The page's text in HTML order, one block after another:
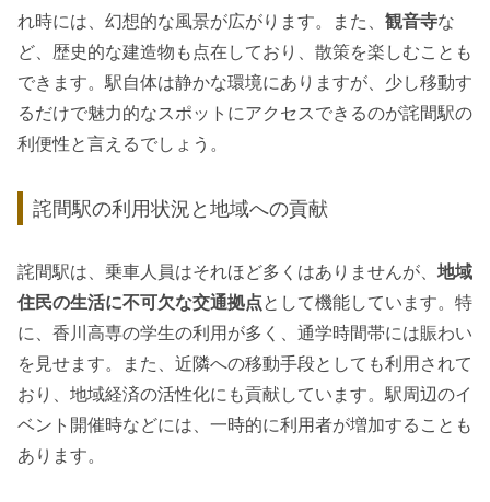
れ時には、幻想的な風景が広がります。また、 観音寺な
ど、歴史的な建造物も点在しており、散策を楽しむことも
できます。駅自体は静かな環境にありますが、少し移動す
るだけで魅力的なスポットにアクセスできるのが詫間駅の
利便性と言えるでしょう。
詫間駅の利用状況と地域への貢献
詫間駅は、乗車人員はそれほど多くはありませんが、 地域
住民の生活に不可欠な交通拠点として機能しています。特
に、香川高専の学生の利用が多く、通学時間帯には賑わい
を見せます。また、近隣への移動手段としても利用されて
おり、地域経済の活性化にも貢献しています。駅周辺のイ
ベント開催時などには、一時的に利用者が増加することも
あります。